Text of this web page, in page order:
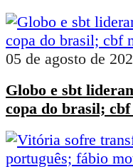
05 de agosto de
Globo e sbt
copa do brasil;